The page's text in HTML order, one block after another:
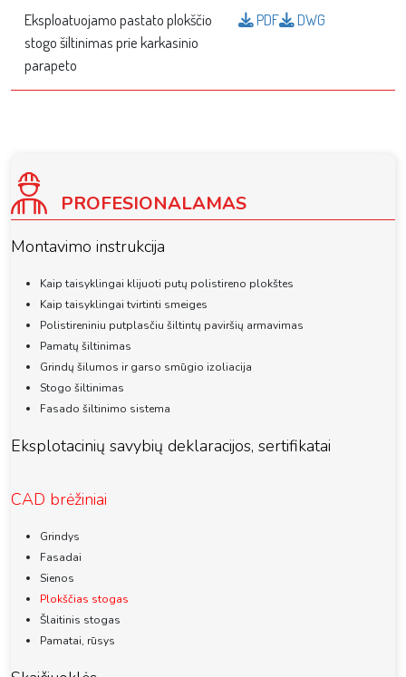
Eksploatuojamo pastato plokščio
stogo šiltinimas prie karkasinio
parapeto
PDF DWG
PROFESIONALAMAS
Montavimo instrukcija
Kaip taisyklingai klijuoti putų polistireno plokštes
Kaip taisyklingai tvirtinti smeiges
Polistireniniu putplasčiu šiltintų paviršių armavimas
Pamatų šiltinimas
Grindų šilumos ir garso smūgio izoliacija
Stogo šiltinimas
Fasado šiltinimo sistema
Eksplotacinių savybių deklaracijos, sertifikatai
CAD brėžiniai
Grindys
Fasadai
Sienos
Plokščias stogas
Šlaitinis stogas
Pamatai, rūsys